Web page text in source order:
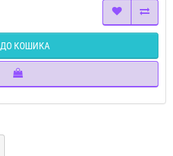
ДО КОШИКА